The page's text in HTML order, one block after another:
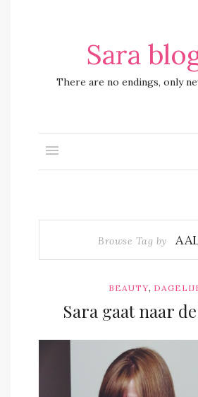
Sara
There are no endings, only
Browse Tag by
BEAUTY,
Sara gaat naar